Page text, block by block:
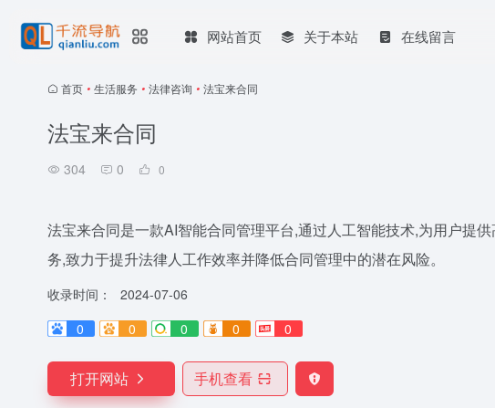
网站首页 关于本站 在线留言
首页 • 生活服务 • 法律咨询 • 法宝来合同
法宝来合同
304 0 0
法宝来合同是一款AI智能合同管理平台,通过人工智能技术,为用户提
务,致力于提升法律人工作效率并降低合同管理中的潜在风险。
收录时间：
2024-07-06
0
0 0 0 0
打开网站 手机查看